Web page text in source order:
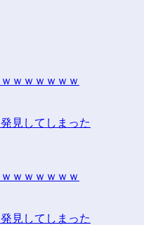
ｗｗｗｗｗｗ
見してしまった
ｗｗｗｗｗｗ
見してしまった